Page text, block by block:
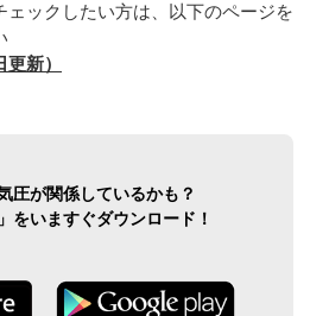
ックしたい方は、以下のページを
新）
圧が関係しているかも？
をいますぐダウンロード！